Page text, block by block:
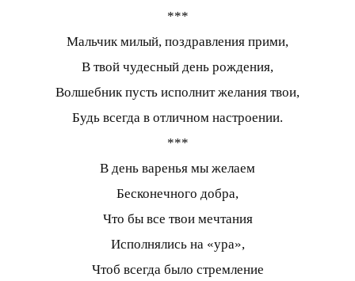
***
Мальчик милый, поздравления прими,
В твой чудесный день рождения,
Волшебник пусть исполнит желания твои,
Будь всегда в отличном настроении.
***
В день варенья мы желаем
Бесконечного добра,
Что бы все твои мечтания
Исполнялись на «ура»,
Чтоб всегда было стремление